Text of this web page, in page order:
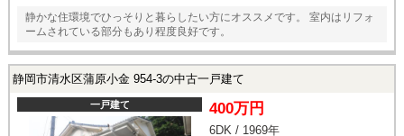
静かな住環境でひっそりと暮らしたい方にオススメです。 室内はリフォ
ームされている部分もあり程度良好です。
静岡市清水区蒲原小金 954-3の中古一戸建て
一戸建て 400万円
6DK / 1969年